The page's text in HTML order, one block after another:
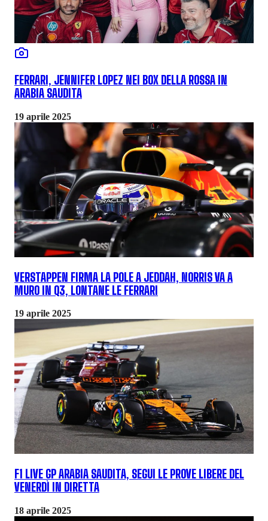
FERRARI, JENNIFER LOPEZ NEI BOX DELLA ROSSA IN
ARABIA SAUDITA
19 aprile 2025
VERSTAPPEN FIRMA LA POLE A JEDDAH, NORRIS VA A
MURO IN Q3, LONTANE LE FERRARI
19 aprile 2025
F1 LIVE GP ARABIA SAUDITA, SEGUI LE PROVE LIBERE DEL
VENERDÌ IN DIRETTA
18 aprile 2025